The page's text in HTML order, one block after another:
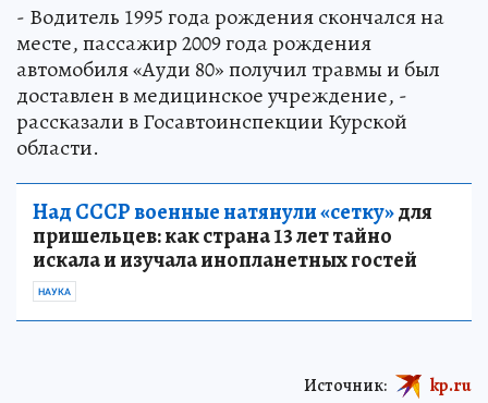
- Водитель 1995 года рождения скончался на
месте, пассажир 2009 года рождения
автомобиля «Ауди 80» получил травмы и был
доставлен в медицинское учреждение, -
рассказали в Госавтоинспекции Курской
области.
Над СССР военные натянули «сетку»для
пришельцев: как страна 13 лет тайно
искала и изучала инопланетных гостей
НАУКА
Источник: kp.ru